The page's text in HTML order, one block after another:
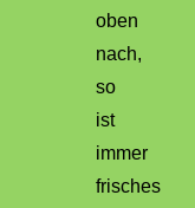
oben
nach,
so
ist
immer
frisches